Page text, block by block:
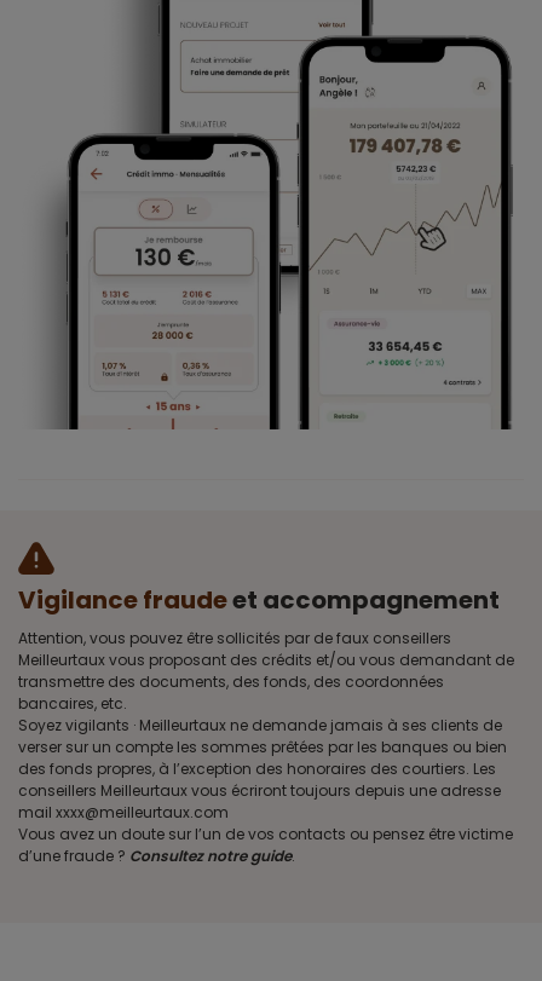
Vigilance fraudeet accompagnement
Attention, vous pouvez être sollicités par de faux conseillers
Meilleurtaux vous proposant des crédits et/ou vous demandant de
transmettre des documents, des fonds, des coordonnées
bancaires, etc.
Soyez vigilants · Meilleurtaux ne demande jamais à ses clients de
verser sur un compte les sommes prêtées par les banques ou bien
des fonds propres, à l’exception des honoraires des courtiers. Les
conseillers Meilleurtaux vous écriront toujours depuis une adresse
mail xxxx@meilleurtaux.com
Vous avez un doute sur l’un de vos contacts ou pensez être victime
d’une fraude ? Consultez notre guide.